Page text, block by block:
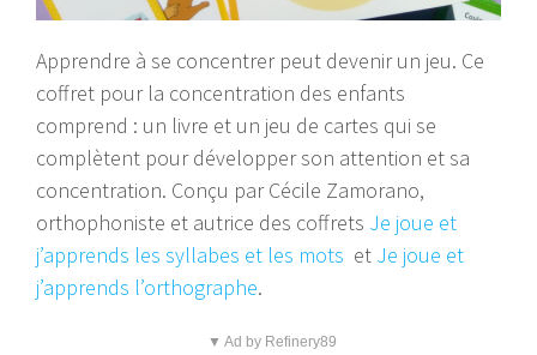
Apprendre à se concentrer peut devenir un jeu. Ce
coffret pour la concentration des enfants
comprend : un livre et un jeu de cartes qui se
complètent pour développer son attention et sa
concentration. Conçu par Cécile Zamorano,
orthophoniste et autrice des coffrets Je joue et
j’apprends les syllabes et les mots et Je joue et
j’apprends l’orthographe.
▼ Ad by Refinery89